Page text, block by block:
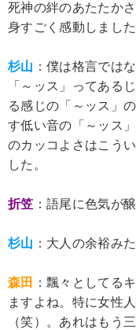
死神の絆のあたたか
身すごく感動しました
杉山 ：僕は格言では
「～ッス」ってある
る感じの「～ッス」
す低い音の「～ッス
のカッコよさはこう
した。
折笠 ：語尾に色気が
杉山 ：大人の余裕み
森田
：飄々としてる
ますよね。特に女性
（笑）。あれはもう